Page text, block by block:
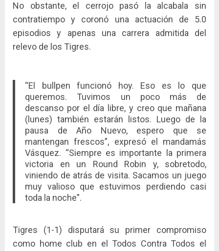
No obstante, el cerrojo pasó la alcabala sin
contratiempo y coronó una actuación de 5.0
episodios y apenas una carrera admitida del
relevo de los Tigres.
“El bullpen funcionó hoy. Eso es lo que
queremos. Tuvimos un poco más de
descanso por el día libre, y creo que mañana
(lunes) también estarán listos. Luego de la
pausa de Año Nuevo, espero que se
mantengan frescos”, expresó el mandamás
Vásquez. “Siempre es importante la primera
victoria en un Round Robin y, sobretodo,
viniendo de atrás de visita. Sacamos un juego
muy valioso que estuvimos perdiendo casi
toda la noche”.
Tigres (1-1) disputará su primer compromiso
como home club en el Todos Contra Todos el